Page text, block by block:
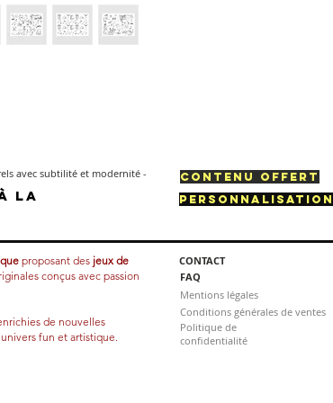
avec subtilité et modernité -
la
CONTENU OFFERT
PERSONNALISATION
proposant des jeux de
conçus avec passion
de nouvelles
fun et artistique.
CONTACT
FAQ
Mentions légales
Conditions générales de ventes
Politique de
confidentialité